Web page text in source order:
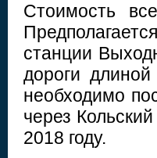
Стоимость
станции
дороги
необходимо
через
2018 году.